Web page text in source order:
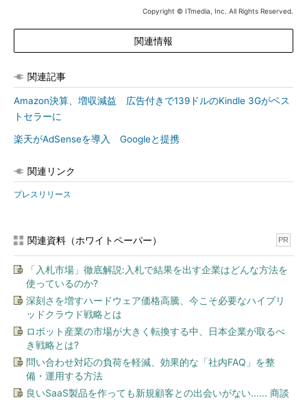
Copyright © ITmedia, Inc. All Rights Reserved.
関連情報
関連記事
Amazon決算、増収減益 広告付きで139ドルのKindle 3Gがベス
トセラーに
楽天がAdSenseを導入 Googleと提携
関連リンク
プレスリリース
関連資料（ホワイトペーパー） PR
「入札市場」徹底解説:入札で結果を出す企業はどんな方法を
使っているのか?
深刻さを増すハードウェア価格高騰、今こそ必要なハイブリ
ッドクラウド戦略とは
ロボット産業の市場が大きく転換する中、日本企業が取るべ
き戦略とは?
問い合わせ対応の負荷を軽減、効果的な「社内FAQ」を整
備・運用する方法
良いSaaS製品を作っても新規顧客との出会いがない...... 商談